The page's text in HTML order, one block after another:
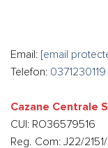
Email: [email
Telefon: 0371230119
Cazane Centrale
CUI: RO36579516
Reg. Com: J22/